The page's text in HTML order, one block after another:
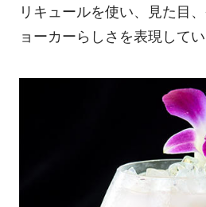
リキュールを使い、見た目
ョーカーらしさを表現してい